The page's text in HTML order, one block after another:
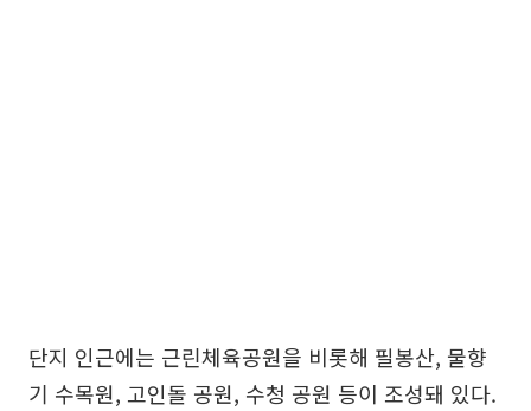
단지 인근에는 근린체육공원을 비롯해 필봉산, 물향
기 수목원, 고인돌 공원, 수청 공원 등이 조성돼 있다.